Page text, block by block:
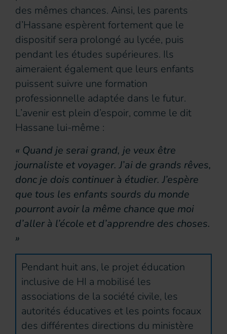
des mêmes chances. Ainsi, les parents
d’Hassane espèrent fortement que le
dispositif sera prolongé au lycée, puis
pendant les études supérieures. Ils
aimeraient également que leurs enfants
puissent suivre une formation
professionnelle adaptée dans le futur.
L’avenir est plein d’espoir, comme le dit
Hassane lui-même :
« Quand je serai grand, je veux être
journaliste et voyager. J’ai de grands rêves,
donc je dois continuer à étudier. J’espère
que tous les enfants sourds du monde
pourront avoir la même chance que moi
d’aller à l’école et d’apprendre des choses.
»
Pendant huit ans, le projet éducation
inclusive de HI a mobilisé les
associations de la société civile, les
autorités éducatives et les points focaux
des différentes directions du ministère